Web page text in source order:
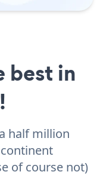
best in
half million
of course not)